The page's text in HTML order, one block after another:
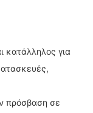
κατάλληλος για
πρόσβαση σε